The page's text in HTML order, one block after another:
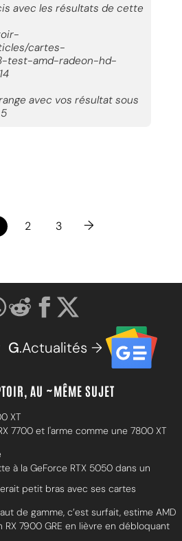
avec les résultats de cette
cartes-
test-amd-radeon-hd-
avec vos résultat sous
2 3 →
G.Actualités →
AU ~MÊME SUJET
XT
7700 et l'arme comme une 7800 XT
à la GeForce RTX 5050 dans un
petit bras avec ses cartes
de gamme, c’est surfait, estime AMD
RX 7900 GRE en lièvre en débloquant